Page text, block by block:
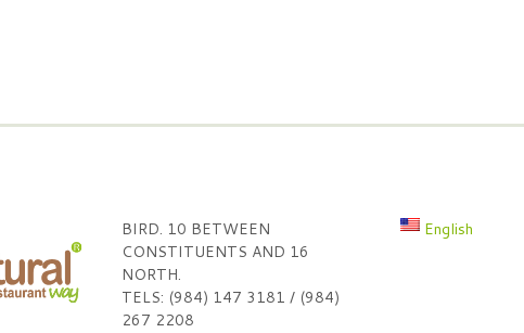
BIRD. 10 BETWEEN
CONSTITUENTS AND 16
NORTH.
TELS: (984) 147 3181 / (984)
267 2208
English